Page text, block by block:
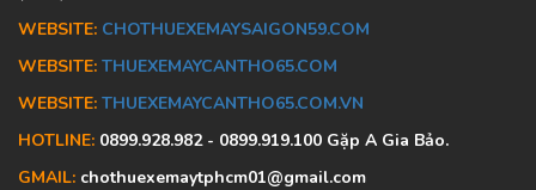
WEBSITE: CHOTHUEXEMAYSAIGON59.COM
WEBSITE: THUEXEMAYCANTHO65.COM
WEBSITE: THUEXEMAYCANTHO65.COM.VN
HOTLINE: 0899.928.982 - 0899.919.100 Gặp A Gia Bảo.
GMAIL: chothuexemaytphcm01@gmail.com